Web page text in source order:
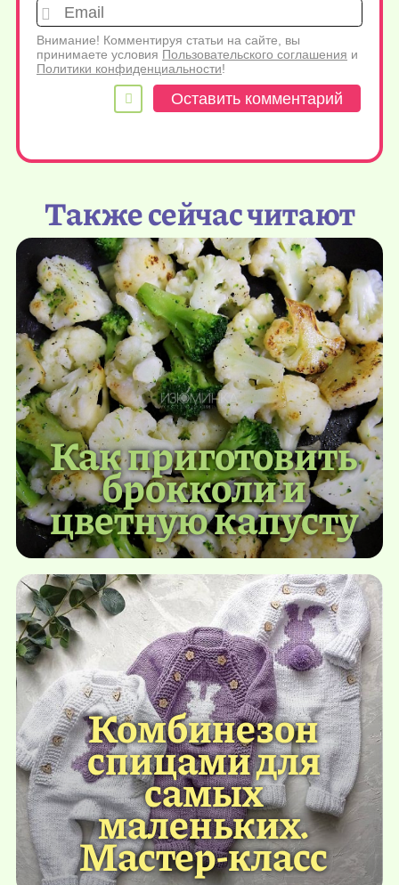
Внимание! Комментируя статьи на сайте, вы
принимаете условия Пользовательского соглашения и
Политики конфиденциальности!
Также сейчас читают
Как приготовить
брокколи и
цветную капусту
Комбинезон
спицами для
самых
маленьких.
Мастер-класс